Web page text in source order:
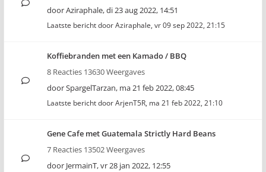
doorAziraphale,di 23 aug 2022, 14:51
Laatste bericht doorAziraphale, vr 09 sep 2022, 21:15
Koffiebranden met een Kamado / BBQ
8 Reacties 13630 Weergaves
doorSpargelTarzan, ma 21 feb 2022, 08:45
Laatste bericht doorArjenT5R, ma 21 feb 2022, 21:10
Gene Cafe met Guatemala Strictly Hard Beans
7 Reacties 13502 Weergaves
door JermainT,vr 28 jan 2022, 12:55